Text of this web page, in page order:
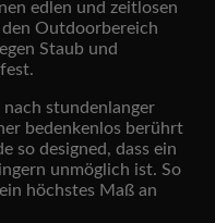
edlen und zeitlosen
den Outdoorbereich
Staub und
stundenlanger
bedenkenlos berührt
so designed, dass ein
unmöglich ist. So
höchstes Maß an